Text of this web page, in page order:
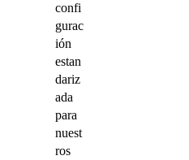
confi
gurac
ión
estan
dariz
ada
para
nuest
ros